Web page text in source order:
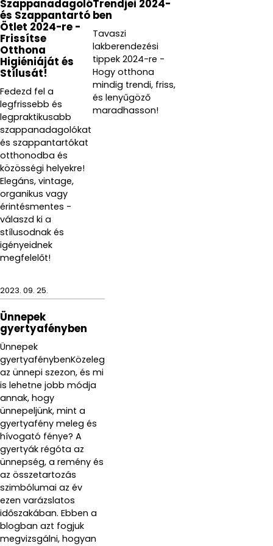
Szappanadagoló
és Szappantartó
Ötlet 2024-re -
Frissítse
Otthona
Higiéniáját és
Stílusát!
Fedezd fel a
legfrissebb és
legpraktikusabb
szappanadagolókat
és szappantartókat
otthonodba és
közösségi helyekre!
Elegáns, vintage,
organikus vagy
érintésmentes -
válaszd ki a
stílusodnak és
igényeidnek
megfelelőt!
Trendjei 2024-
ben
Tavaszi
lakberendezési
tippek 2024-re -
Hogy otthona
mindig trendi, friss,
és lenyűgöző
maradhasson!
2023. 09. 25.
Ünnepek
gyertyafényben
Ünnepek
gyertyafénybenKözeleg
az ünnepi szezon, és mi
is lehetne jobb módja
annak, hogy
ünnepeljünk, mint a
gyertyafény meleg és
hívogató fénye? A
gyertyák régóta az
ünnepség, a remény és
az összetartozás
szimbólumai az év
ezen varázslatos
időszakában. Ebben a
blogban azt fogjuk
megvizsgálni, hogyan